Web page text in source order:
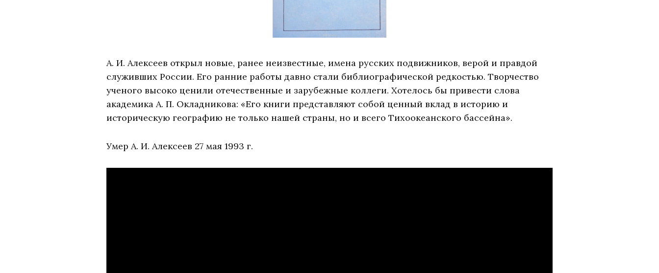
А. И. Алексеев открыл новые, ранее неизвестные, имена русских подвижников, верой и правдой
служивших России. Его ранние работы давно стали библиографической редкостью. Творчество
ученого высоко ценили отечественные и зарубежные коллеги. Хотелось бы привести слова
академика А. П. Окладникова: «Его книги представляют собой ценный вклад в историю и
историческую географию не только нашей страны, но и всего Тихоокеанского бассейна».
Умер А. И. Алексеев 27 мая 1993 г.